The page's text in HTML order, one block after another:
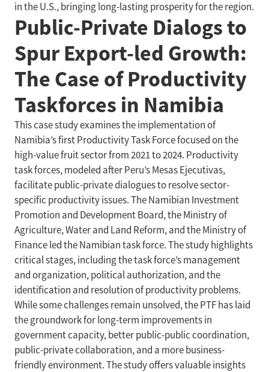
in the U.S., bringing long-lasting prosperity for the region.
Public-Private Dialogs to
Spur Export-led Growth:
The Case of Productivity
Taskforces in Namibia
This case study examines the implementation of
Namibia’s first Productivity Task Force focused on the
high-value fruit sector from 2021 to 2024. Productivity
task forces, modeled after Peru’s Mesas Ejecutivas,
facilitate public-private dialogues to resolve sector-
specific productivity issues. The Namibian Investment
Promotion and Development Board, the Ministry of
Agriculture, Water and Land Reform, and the Ministry of
Finance led the Namibian task force. The study highlights
critical stages, including the task force’s management
and organization, political authorization, and the
identification and resolution of productivity problems.
While some challenges remain unsolved, the PTF has laid
the groundwork for long-term improvements in
government capacity, better public-public coordination,
public-private collaboration, and a more business-
friendly environment. The study offers valuable insights